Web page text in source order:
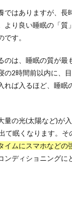
ではありますが、長
より良い睡眠の「質
す。
のは、睡眠の質が最
の2時間前以内に、
れば入るほど、睡眠
量の光(太陽など)が
て眠くなります。そ
イムにスマホなどの
ンディショニングに